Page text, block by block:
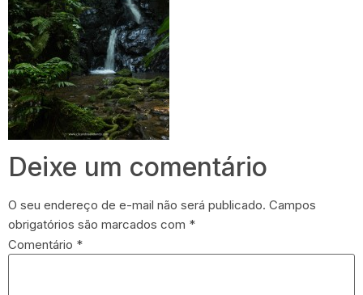
Deixe um comentário
O seu endereço de e-mail não será publicado. Campos
obrigatórios são marcados com *
Comentário *